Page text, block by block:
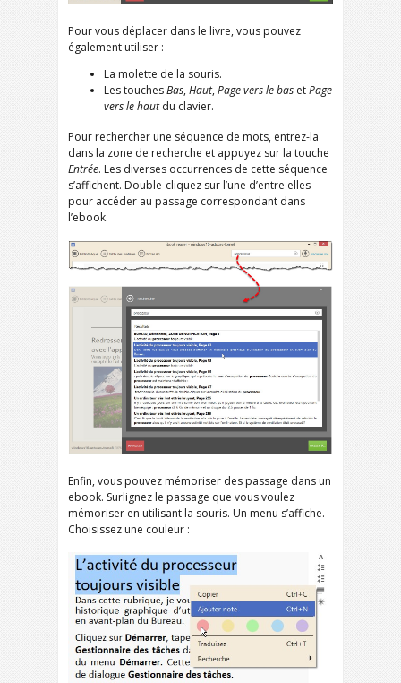
Pour vous déplacer dans le livre, vous pouvez
également utiliser :
La molette de la souris.
Les touchesBas,Haut,Page vers le bas etPage
vers le hautdu clavier.
Pour rechercher une séquence de mots, entrez-la
dans la zone de recherche et appuyez sur la touche
Entrée. Les diverses occurrences de cette séquence
s’affichent. Double-cliquez sur l’une d’entre elles
pour accéder au passage correspondant dans
l’ebook.
Enfin, vous pouvez mémoriser des passage dans un
ebook. Surlignez le passage que vous voulez
mémoriser en utilisant la souris. Un menu s’affiche.
Choisissez une couleur :